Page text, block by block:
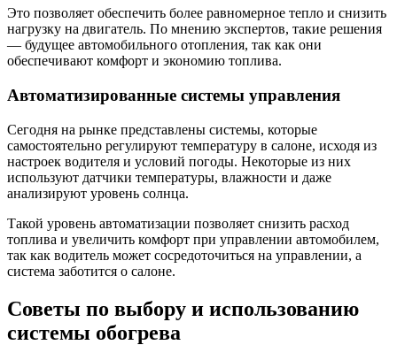
Это позволяет обеспечить более равномерное тепло и снизить
нагрузку на двигатель. По мнению экспертов, такие решения
— будущее автомобильного отопления, так как они
обеспечивают комфорт и экономию топлива.
Автоматизированные системы управления
Сегодня на рынке представлены системы, которые
самостоятельно регулируют температуру в салоне, исходя из
настроек водителя и условий погоды. Некоторые из них
используют датчики температуры, влажности и даже
анализируют уровень солнца.
Такой уровень автоматизации позволяет снизить расход
топлива и увеличить комфорт при управлении автомобилем,
так как водитель может сосредоточиться на управлении, а
система заботится о салоне.
Советы по выбору и использованию
системы обогрева